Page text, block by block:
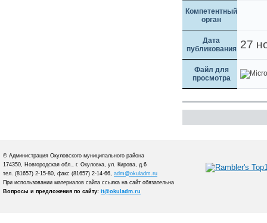
Компетентный
орган
Дата
публикования 27
Файл для
просмотра
© Администрация Окуловского муниципального района
174350, Новгородская обл., г. Окуловка, ул. Кирова, д.6
тел. (81657) 2-15-80, факс (81657) 2-14-66, adm@okuladm.ru
При использовании материалов сайта ссылка на сайт обязательна
Вопросы и предложения по сайту: it@okuladm.ru